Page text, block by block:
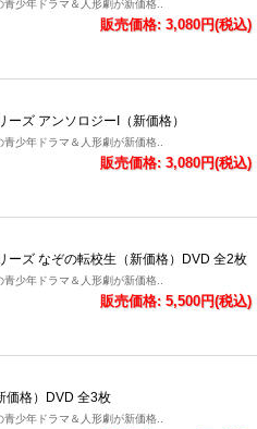
少年ドラマ＆人形劇が新価格..
販売価格: 3,080円(税込)
ーズ アンソロジーI（新価格）
少年ドラマ＆人形劇が新価格..
販売価格: 3,080円(税込)
ーズ なぞの転校生（新価格）DVD 全2枚
少年ドラマ＆人形劇が新価格..
販売価格: 5,500円(税込)
価格）DVD 全3枚
少年ドラマ＆人形劇が新価格..